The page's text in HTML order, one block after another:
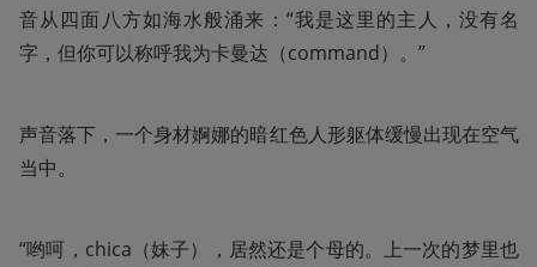
音从四面八方如海水般涌来：“我是这里的主人，没有名
字，但你可以称呼我为卡曼达（command）。”
声音落下，一个身材婀娜的暗红色人形躯体缓慢出现在空气
当中。
“哟呵，chica（妹子），居然还是个母的。上一次的梦里也